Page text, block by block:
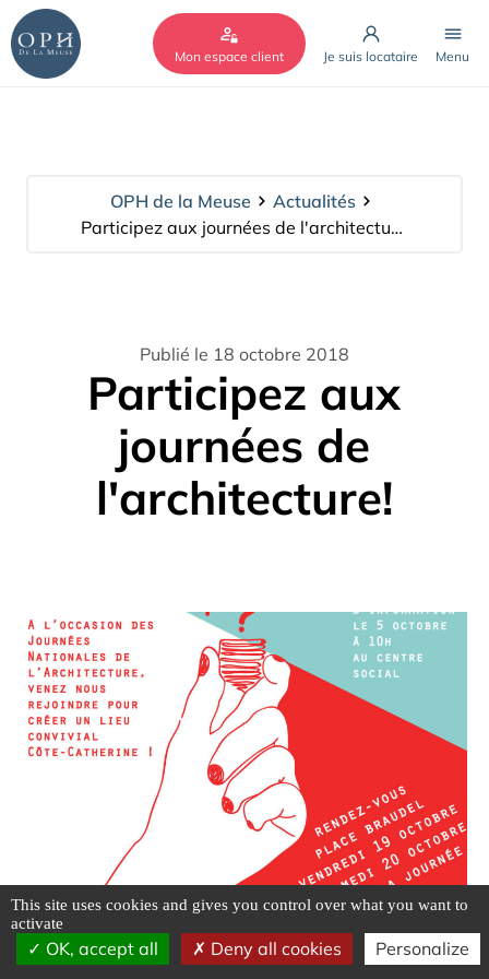
Mon espace client Je suis locataire Menu
OPH de la Meuse
Actualités
Participez aux journées de l'architecture!
Publié le 18 octobre 2018
Participez aux
journées de
l'architecture!
]]>
Cookies management panel
This site uses cookies and gives you control over what you want to
activate
OK, accept all Deny all cookies Personalize